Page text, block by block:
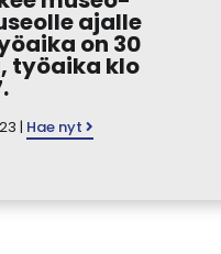
ajalle
on 30
työaika klo
| Hae nyt